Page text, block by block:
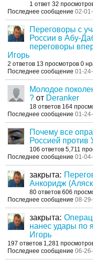
1 ответ 32
Последнее сообщение 02-
Переговоры с
России в Абу-
переговоры
Игорь
2 ответов 13 просмотров 0
Последнее сообщение 01-
Молодое
? от Deranker
18 ответов 164
Последнее сообщение 01-
Почему все
Россией против
106 ответов 5,711
Последнее сообщение 01-
закрыта:
Анкоридж
80 ответов 606
Последнее сообщение 08-
закрыта:
нанес удары по
Игорь
197 ответов 1,281
Последнее сообщение 06-